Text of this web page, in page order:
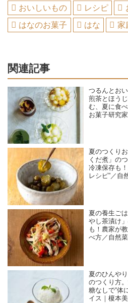
おいしいもの レシピ
はなのお菓子
はな 家
関連記事
つるんとお
煎茶とほう
む、夏に食
お菓子研究
夏のつくり
くだ煮」の
冷凍保存も
レシピ”／自
夏の養生ご
やし茶漬け
も！農家が
べ方／自然
夏のひんや
のつくり方
糖なしで“体
イス｜榎本